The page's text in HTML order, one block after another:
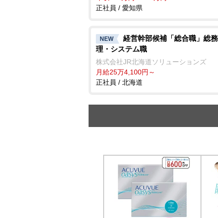
正社員 / 愛知県
NEW
経営幹部候補「総合職」総
理・システム職
株式会社JR北海道ソリューションズ
月給25万4,100円～
正社員 / 北海道